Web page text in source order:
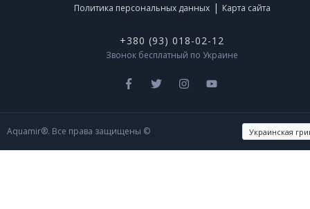
Политика персональных данных | Карта сайта
+380 (93) 018-02-12
Звонок бесплатный по Украине
Aquamir®. Все права защищены ©